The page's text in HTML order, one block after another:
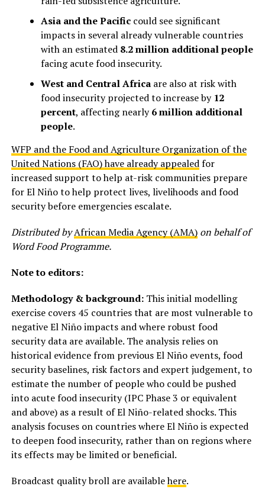
Asia and the Pacific could see significant
impacts in several already vulnerable countries
with an estimated 8.2 million additional people
facing acute food insecurity.
West and Central Africaare also at risk with
food insecurity projected to increase by 12
percent, affecting nearly6 million additional
people.
WFP and the Food and Agriculture Organization of the
United Nations (FAO) have already appealedfor
increased support to help at-risk communities prepare
for El Niño to help protect lives, livelihoods and food
security before emergencies escalate.
Distributed byAfrican Media Agency (AMA)on behalf of
Word Food Programme.
Note to editors:
Methodology & background:This initial modelling
exercise covers 45 countries that are most vulnerable to
negative El Niño impacts and where robust food
security data are available. The analysis relies on
historical evidence from previous El Niño events, food
security baselines, risk factors and expert judgement, to
estimate the number of people who could be pushed
into acute food insecurity (IPC Phase 3 or equivalent
and above) as a result of El Niño-related shocks. This
analysis focuses on countries where El Niño is expected
to deepen food insecurity, rather than on regions where
its effects may be limited or beneficial.
Broadcast quality broll are availablehere.